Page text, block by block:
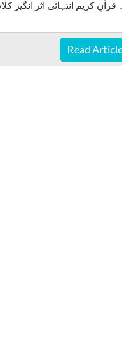
کریم انتہائی اثر انگیز
Read